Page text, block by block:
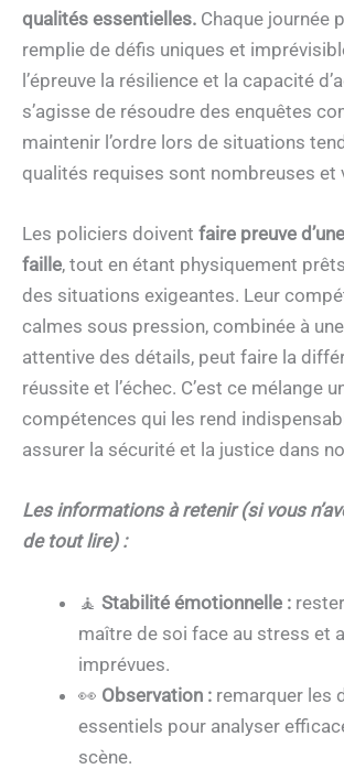
qualités essentielles. Chaque journée
remplie de défis uniques et
l’épreuve la résilience et la capacité
s’agisse de résoudre des enquêtes
maintenir l’ordre lors de situations
qualités requises sont nombreuses et
Les policiers doivent faire preuve
faille, tout en étant physiquement
des situations exigeantes. Leur
calmes sous pression, combinée à
attentive des détails, peut faire la
réussite et l’échec. C’est ce mélange
compétences qui les rend
assurer la sécurité et la justice dans
Les informations à retenir (si vous
de tout lire) :
🧘 Stabilité émotionnelle :
maître de soi face au stress et
imprévues.
👀 Observation : remarquer les
essentiels pour analyser
scène.